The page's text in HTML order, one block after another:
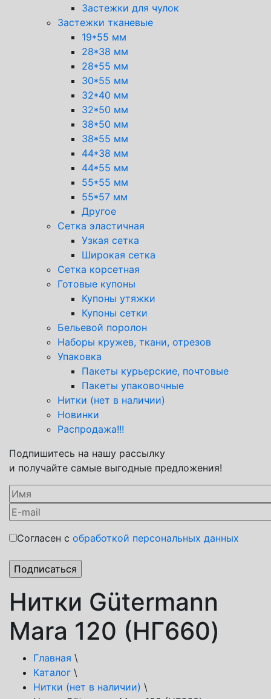
Застежки для чулок
Застежки тканевые
19*55 мм
28*38 мм
28*55 мм
30*55 мм
32*40 мм
32*50 мм
38*50 мм
38*55 мм
44*38 мм
44*55 мм
55*55 мм
55*57 мм
Другое
Сетка эластичная
Узкая сетка
Широкая сетка
Сетка корсетная
Готовые купоны
Купоны утяжки
Купоны сетки
Бельевой поролон
Наборы кружев, ткани, отрезов
Упаковка
Пакеты курьерские, почтовые
Пакеты упаковочные
Нитки (нет в наличии)
Новинки
Распродажа!!!
Подпишитесь на нашу рассылку
и получайте самые выгодные предложения!
Согласен с обработкой персональных данных
Нитки Gütermann
Mara 120 (НГ660)
Главная \
Каталог \
Нитки (нет в наличии) \